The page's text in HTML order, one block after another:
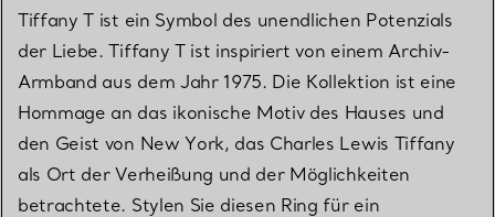
Tiffany T ist ein Symbol des unendlichen Potenzials
der Liebe. Tiffany T ist inspiriert von einem Archiv-
Armband aus dem Jahr 1975. Die Kollektion ist eine
Hommage an das ikonische Motiv des Hauses und
den Geist von New York, das Charles Lewis Tiffany
als Ort der Verheißung und der Möglichkeiten
betrachtete. Stylen Sie diesen Ring für ein